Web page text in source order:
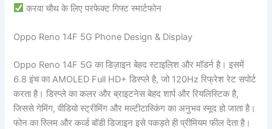
करवा चौथ के लिए परफेक्ट गिफ्ट स्मार्टफोन
Oppo Reno 14F 5G Phone Design & Display
Oppo Reno 14F 5G का डिज़ाइन बेहद स्टाइलिश और मॉडर्न है। इसमें
6.8 इंच का AMOLED Full HD+ डिस्प्ले है, जो 120Hz रिफ्रेश रेट सपोर्ट
करता है। डिस्प्ले का कलर और ब्राइटनेस बेहद शार्प और रियलिस्टिक है,
जिससे गेमिंग, वीडियो स्ट्रीमिंग और मल्टीटास्किंग का अनुभव स्मूद हो जाता है।
फोन का स्लिम और कर्व्ड बॉडी डिजाइन इसे पकड़ते ही प्रीमियम फील देता है।